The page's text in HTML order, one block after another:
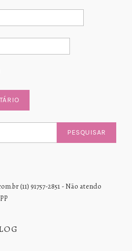
(11) 91757-2851 - Não atendo